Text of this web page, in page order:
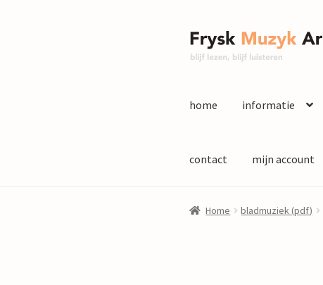
Ga
door
Ga
naar
home informatie
contact mijn account
Home bladmuziek (pdf)